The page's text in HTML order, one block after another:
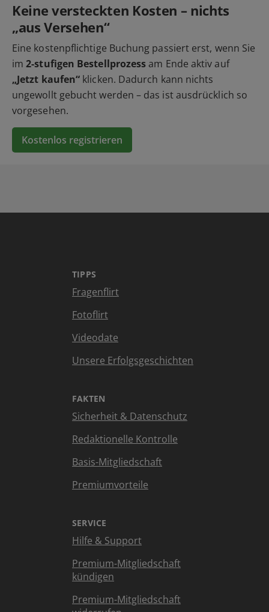
Keine versteckten Kosten – nichts
„aus Versehen“
Eine kostenpflichtige Buchung passiert erst, wenn Sie
im2-stufigen Bestellprozessam Ende aktiv auf
„Jetzt kaufen“ klicken. Dadurch kann nichts
ungewollt gebucht werden – das ist ausdrücklich so
vorgesehen.
Kostenlos registrieren
TIPPS
Fragenflirt
Fotoflirt
Videodate
Unsere Erfolgsgeschichten
FAKTEN
Sicherheit & Datenschutz
Redaktionelle Kontrolle
Basis-Mitgliedschaft
Premiumvorteile
SERVICE
Hilfe & Support
Premium-Mitgliedschaft
kündigen
Premium-Mitgliedschaft